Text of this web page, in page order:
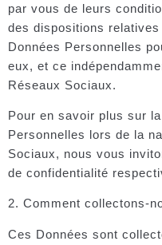
par vous de leurs
des dispositions
Données Personnelles
eux, et ce
Réseaux Sociaux.
Pour en savoir plus sur
Personnelles lors de la
Sociaux, nous vous
de confidentialité
2. Comment collectons-
Ces Données sont